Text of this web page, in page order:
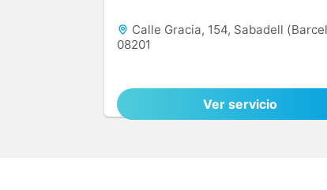
Calle Gracia, 154, Sabadell
08201
Ver servicio